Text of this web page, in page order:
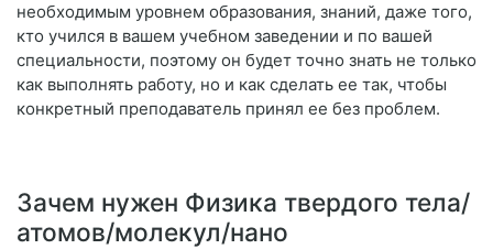
необходимым уровнем образования, знаний, даже того,
кто учился в вашем учебном заведении и по вашей
специальности, поэтому он будет точно знать не только
как выполнять работу, но и как сделать ее так, чтобы
конкретный преподаватель принял ее без проблем.
Зачем нужен Физика твердого тела/
атомов/молекул/нано